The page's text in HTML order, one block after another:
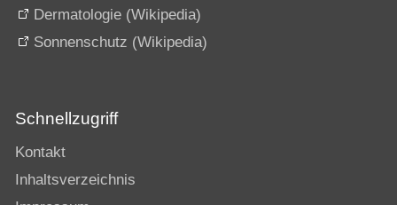
Dermatologie (Wikipedia)
Sonnenschutz (Wikipedia)
Schnellzugriff
Kontakt
Inhaltsverzeichnis